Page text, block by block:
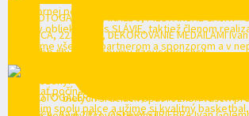
FINÁLE 3 Dnes o 18:00 v priamom prenose na RTVS :